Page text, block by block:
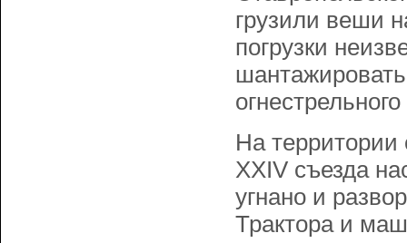
грузили веши
погрузки
На территории
XXIV съезда
угнано и
Трактора и